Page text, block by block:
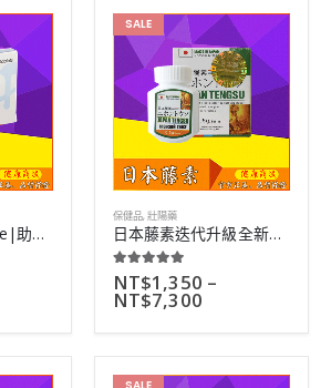
必利吉藍p|p force|助勃延時壯陽三效合一|高劑量壯陽藥|4粒
SALE
保健品,壯陽藥
日本藤素迭代升級全新正品|男性滋陰補腎壯陽神器|16粒裝
5.00 out of 5
NT$1,350 –
NT$7,300